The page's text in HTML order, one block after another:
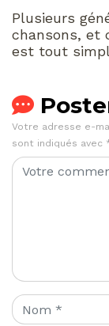
Plusieurs
chansons, et
est tout
Votre adresse e-
sont indiqués avec